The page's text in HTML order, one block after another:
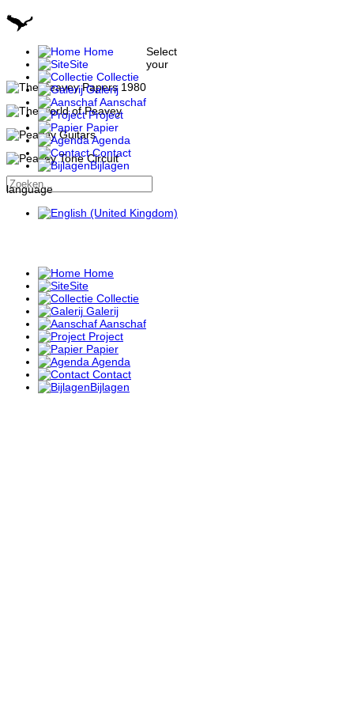
Home
Site
Collectie
Galerij
Aanschaf
Project
Papier
Agenda
Contact
Bijlagen
Select
your
language
Home
Site
Collectie
Galerij
Aanschaf
Project
Papier
Agenda
Contact
Bijlagen